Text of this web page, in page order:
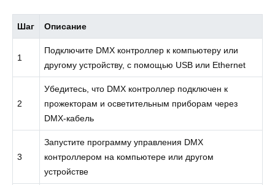
Шаг Описание
1
Подключите DMX контроллер к компьютеру или
другому устройству, с помощью USB или Ethernet
2
Убедитесь, что DMX контроллер подключен к
прожекторам и осветительным приборам через
DMX-кабель
3
Запустите программу управления DMX
контроллером на компьютере или другом
устройстве